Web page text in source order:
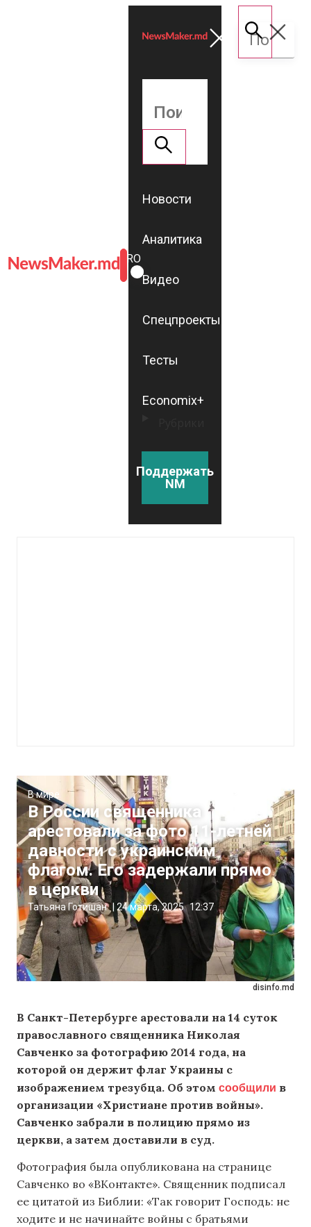
ROMÂNĂ
RU
Новости
Аналитика
Видео
Спецпроекты
Тесты
Economix+
Поддержать
NM
disinfo.md
В мире
В России священника
арестовали за фото 11-летней
давности с украинским
флагом. Его задержали прямо
в церкви
Татьяна Готишан 24 марта, 2025 12:37
В Санкт-Петербурге арестовали на 14 суток
православного священника Николая
Савченко за фотографию 2014 года, на
которой он держит флаг Украины с
изображением трезубца. Об этом сообщили в
организации «Христиане против войны».
Савченко забрали в полицию прямо из
церкви, а затем доставили в суд.
Фотография была опубликована на странице
Савченко во «ВКонтакте». Священник подписал
ее цитатой из Библии: «Так говорит Господь: не
ходите и не начинайте войны с братьями